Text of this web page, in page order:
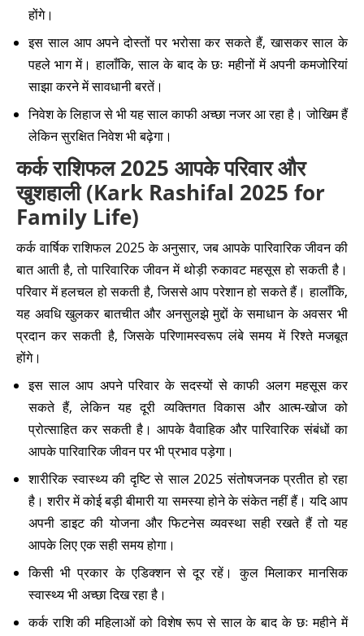
होंगे।
इस साल आप अपने दोस्तों पर भरोसा कर सकते हैं, खासकर साल के
पहले भाग में। हालाँकि, साल के बाद के छः महीनों में अपनी कमजोरियां
साझा करने में सावधानी बरतें।
निवेश के लिहाज से भी यह साल काफी अच्छा नजर आ रहा है। जोखिम हैं
लेकिन सुरक्षित निवेश भी बढ़ेगा।
कर्क राशिफल 2025 आपके परिवार और
खुशहाली (Kark Rashifal 2025 for
Family Life)
कर्क वार्षिक राशिफल 2025 के अनुसार, जब आपके पारिवारिक जीवन की
बात आती है, तो पारिवारिक जीवन में थोड़ी रुकावट महसूस हो सकती है।
परिवार में हलचल हो सकती है, जिससे आप परेशान हो सकते हैं। हालाँकि,
यह अवधि खुलकर बातचीत और अनसुलझे मुद्दों के समाधान के अवसर भी
प्रदान कर सकती है, जिसके परिणामस्वरूप लंबे समय में रिश्ते मजबूत
होंगे।
इस साल आप अपने परिवार के सदस्यों से काफी अलग महसूस कर
सकते हैं, लेकिन यह दूरी व्यक्तिगत विकास और आत्म-खोज को
प्रोत्साहित कर सकती है। आपके वैवाहिक और पारिवारिक संबंधों का
आपके पारिवारिक जीवन पर भी प्रभाव पड़ेगा।
शारीरिक स्वास्थ्य की दृष्टि से साल 2025 संतोषजनक प्रतीत हो रहा
है। शरीर में कोई बड़ी बीमारी या समस्या होने के संकेत नहीं हैं। यदि आप
अपनी डाइट की योजना और फिटनेस व्यवस्था सही रखते हैं तो यह
आपके लिए एक सही समय होगा।
किसी भी प्रकार के एडिक्शन से दूर रहें। कुल मिलाकर मानसिक
स्वास्थ्य भी अच्छा दिख रहा है।
कर्क राशि की महिलाओं को विशेष रूप से साल के बाद के छः महीने में